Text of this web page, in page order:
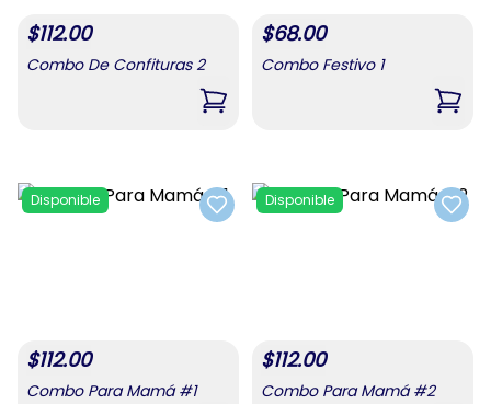
$112.00
Combo De Confituras 2
,Combo De Confituras 2
$68.00
Combo Festivo 1
,
Add to favorites
Disponible
$112.00
Combo Para Mamá #1
Add
Disponible
$112.00
Combo Para Mamá #2